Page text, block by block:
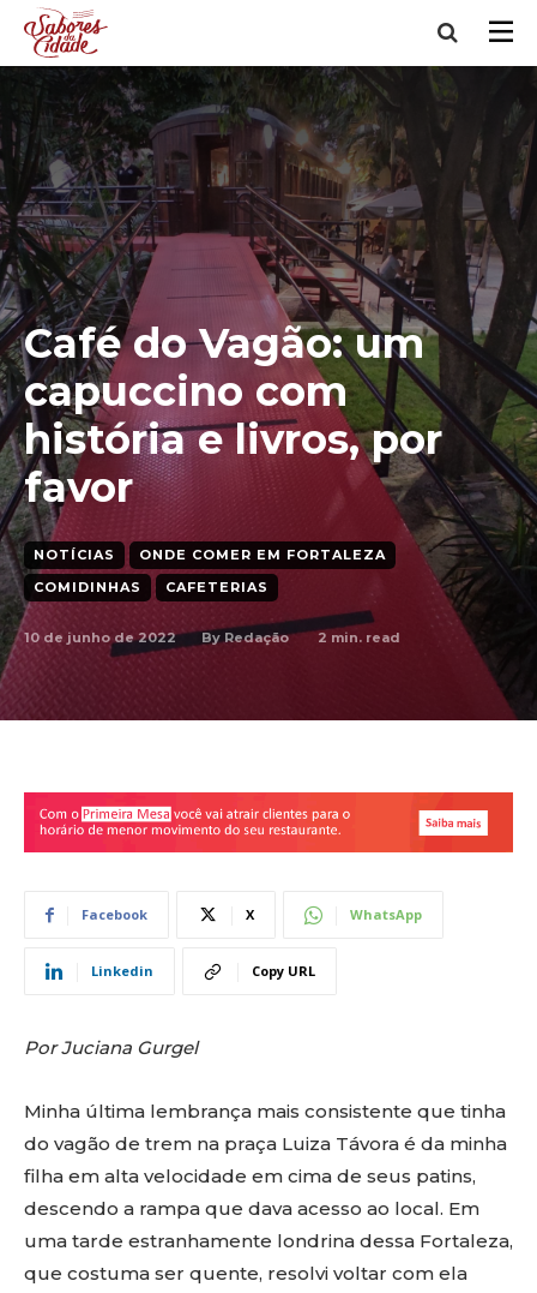
Café do Vagão: um
capuccino com
história e livros, por
favor
NOTÍCIAS
ONDE COMER EM FORTALEZA
COMIDINHAS
CAFETERIAS
10 de junho de 2022 By Redação 2 min. read
Facebook X WhatsApp
Linkedin Copy URL
Por Juciana Gurgel
Minha última lembrança mais consistente que tinha
do vagão de trem na praça Luiza Távora é da minha
filha em alta velocidade em cima de seus patins,
descendo a rampa que dava acesso ao local. Em
uma tarde estranhamente londrina dessa Fortaleza,
que costuma ser quente, resolvi voltar com ela